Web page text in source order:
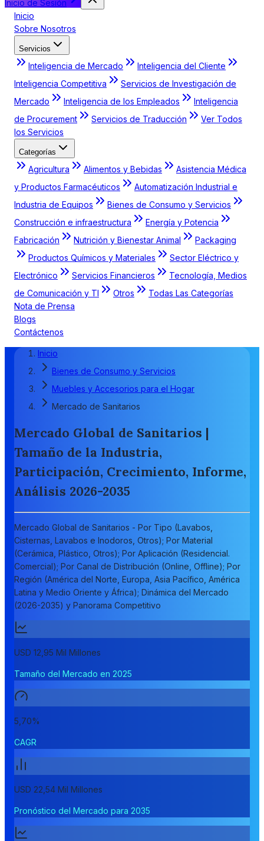
Inicio de Sesión
Inicio
Sobre Nosotros
Servicios
Inteligencia de Mercado
Inteligencia del Cliente
Inteligencia Competitiva
Servicios de Investigación de
Mercado
Inteligencia de los Empleados
Inteligencia
de Procurement
Servicios de Traducción
Ver Todos
los Servicios
Categorías
Agricultura Alimentos y Bebidas
Asistencia Médica
y Productos Farmacéuticos
Automatización Industrial e
Industria de Equipos
Bienes de Consumo y Servicios
Construcción e infraestructura
Energía y Potencia
Fabricación
Nutrición y Bienestar Animal
Packaging
Productos Químicos y Materiales
Sector Eléctrico y
Electrónico
Servicios Financieros
Tecnología, Medios
de Comunicación y TI
Otros
Todas Las Categorías
Nota de Prensa
Blogs
Contáctenos
Inicio
Bienes de Consumo y Servicios
Muebles y Accesorios para el Hogar
Mercado de Sanitarios
Mercado Global de Sanitarios |
Tamaño de la Industria,
Participación, Crecimiento, Informe,
Análisis 2026-2035
Mercado Global de Sanitarios - Por Tipo (Lavabos,
Cisternas, Lavabos e Inodoros, Otros); Por Material
(Cerámica, Plástico, Otros); Por Aplicación (Residencial.
Comercial); Por Canal de Distribución (Online, Offline); Por
Región (América del Norte, Europa, Asia Pacífico, América
Latina y Medio Oriente y África); Dinámica del Mercado
(2026-2035) y Panorama Competitivo
USD 12,95 Mil Millones
Tamaño del Mercado en 2025
5,70%
CAGR
USD 22,54 Mil Millones
Pronóstico del Mercado para 2035